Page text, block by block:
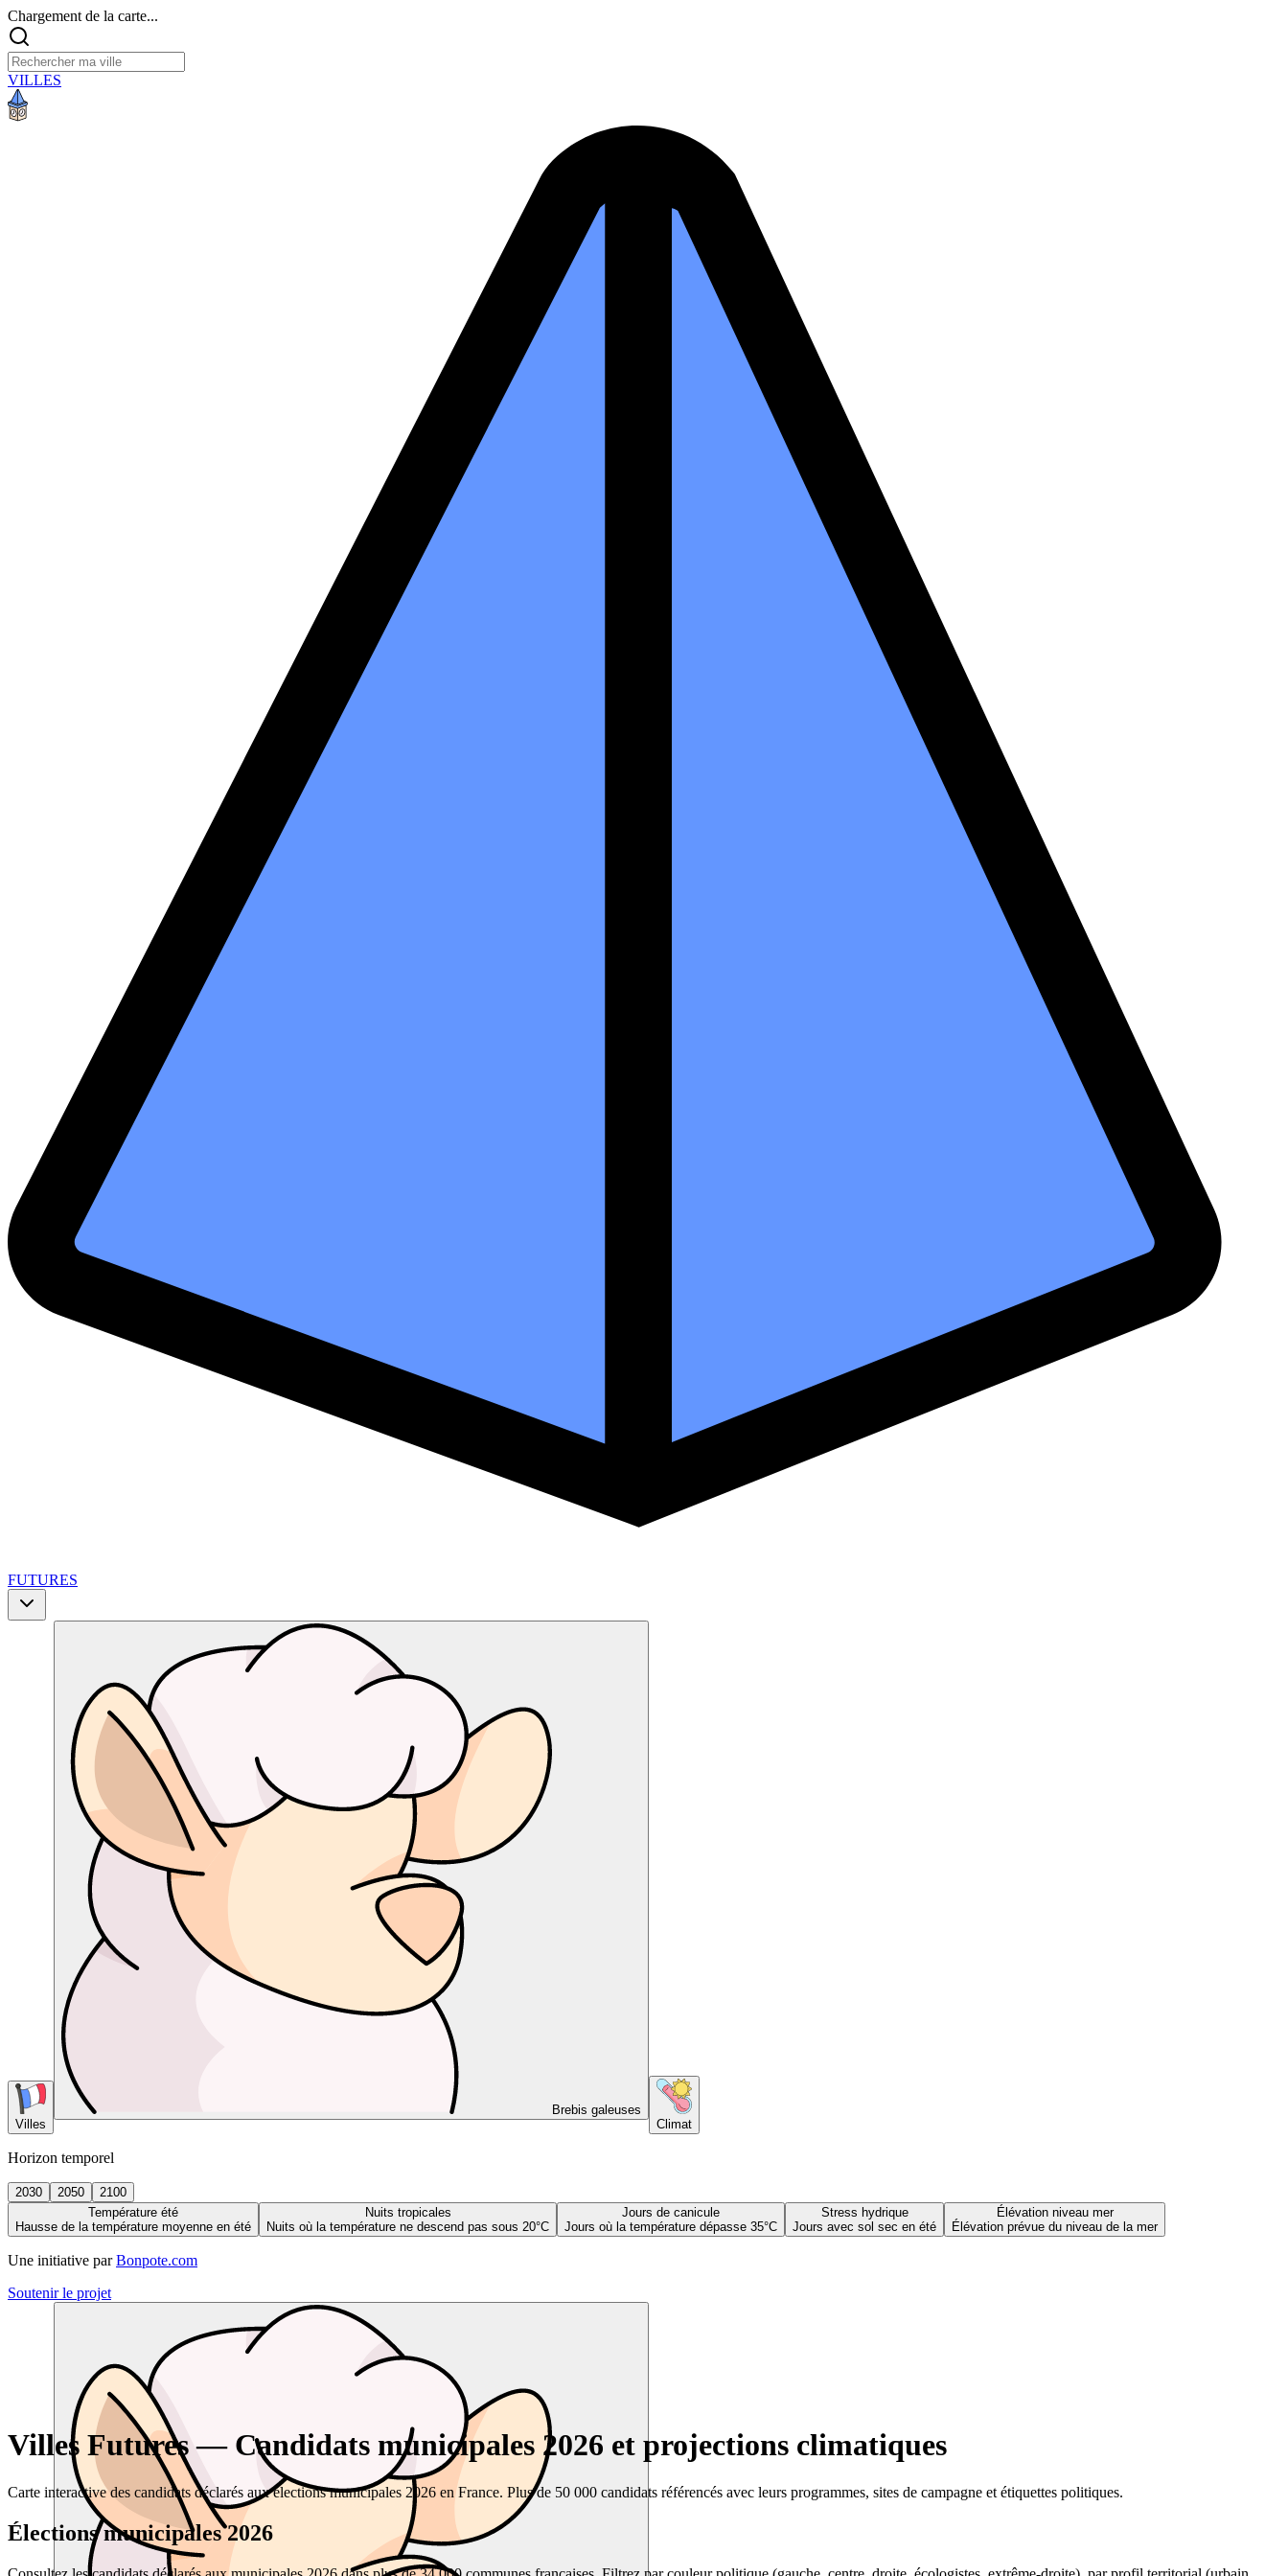
Chargement de la carte...
VILLES
FUTURES
Villes
Brebis galeuses
Climat
Horizon temporel
2030 2050
2100
Température été
Hausse de la température moyenne en été
Nuits tropicales
Nuits où la température ne descend pas sous 20°C
Jours de canicule
Jours où la température dépasse 35°C
Stress hydrique
Jours avec sol sec en été
Élévation niveau mer
Élévation prévue du niveau de la mer
Une initiative par Bonpote.com
Soutenir le projet
Villes Futures — Candidats municipales 2026 et projections climatiques
Carte interactive des candidats déclarés aux élections municipales 2026 en France. Plus de 50 000 candidats référencés avec leurs programmes, sites de campagne et étiquettes politiques.
Élections municipales 2026